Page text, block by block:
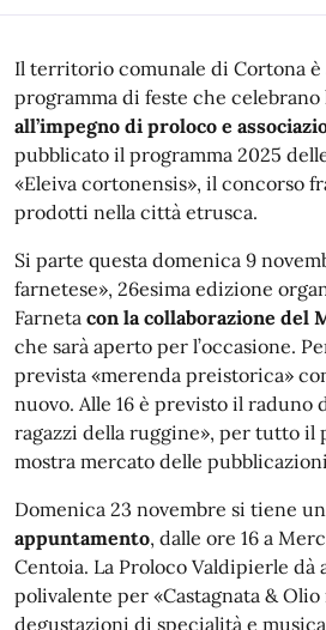
Il territorio comunale di Cortona è
programma di feste che celebrano
all’impegno di proloco e
pubblicato il programma 2025
«Eleiva cortonensis», il concorso
prodotti nella città etrusca.
Si parte questa domenica 9
farnetese», 26esima edizione
Farneta con la collaborazione del
che sarà aperto per l’occasione.
prevista «merenda preistorica»
nuovo. Alle 16 è previsto il raduno
ragazzi della ruggine», per tutto il
mostra mercato delle
Domenica 23 novembre si tiene un
appuntamento, dalle ore 16 a
Centoia. La Proloco Valdipierle dà
polivalente per «Castagnata &
degustazioni di specialità e